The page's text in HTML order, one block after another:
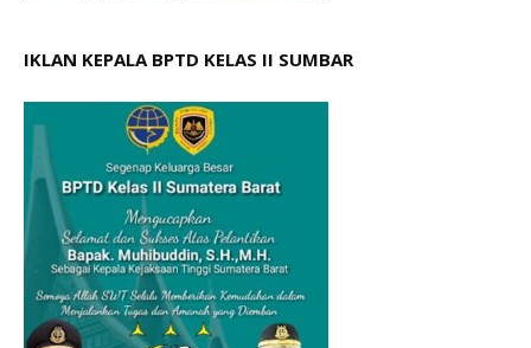
IKLAN KEPALA BPTD KELAS II SUMBAR